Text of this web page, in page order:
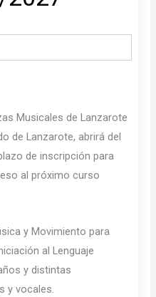
Musicales de Lanzarote
de Lanzarote, abrirá del
de inscripción para
al próximo curso
y Movimiento para
al Lenguaje
y distintas
y vocales.